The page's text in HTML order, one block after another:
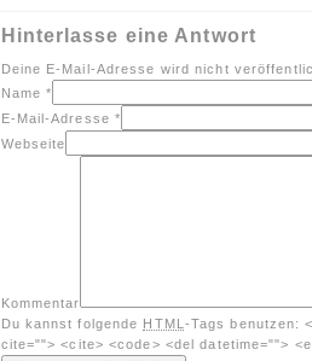
Hinterlasse eine Antwort
Deine E-Mail-Adresse wird nicht
Name *
E-Mail-Adresse *
Webseite
Kommentar
Du kannst folgende HTML -Tags benutzen:
cite=""> <cite> <code> <del datetime="">